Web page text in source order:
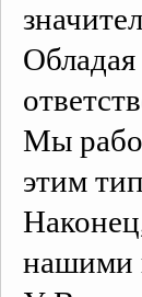
Мы
этим
нашими